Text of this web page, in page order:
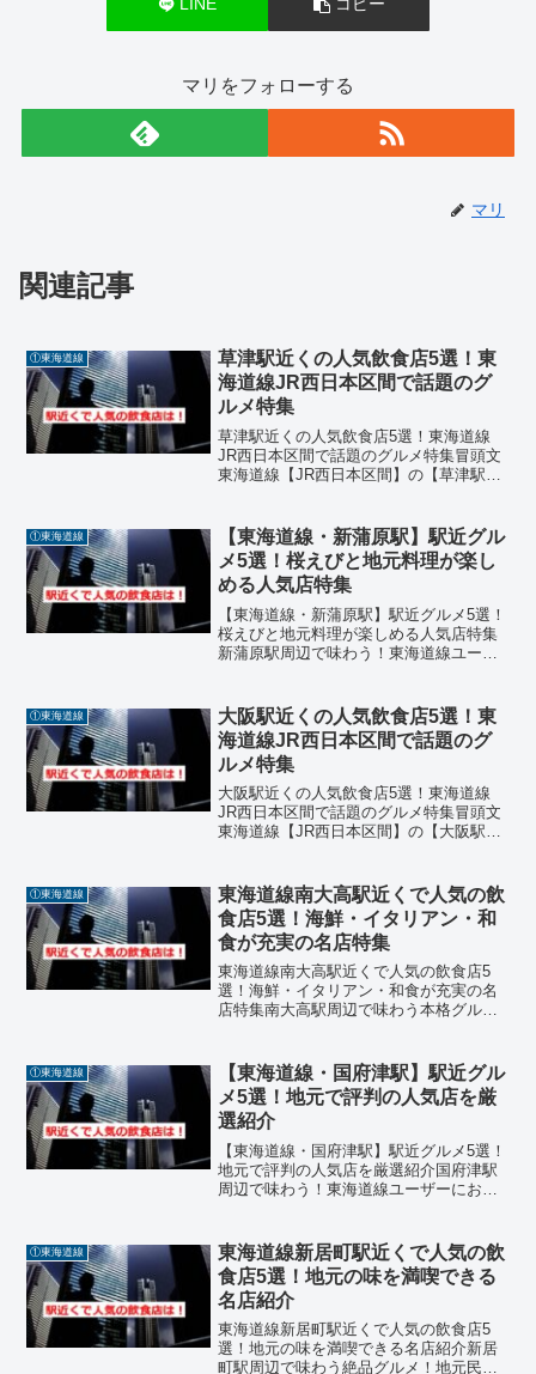
LINE コピー
マリをフォローする
マリ
関連記事
①東海道線
草津駅近くの人気飲食店5選！東
海道線JR西日本区間で話題のグ
ルメ特集
草津駅近くの人気飲食店5選！東海道線
JR西日本区間で話題のグルメ特集冒頭文
東海道線【JR西日本区間】の【草津駅】
内でアクセスも良く、和食、居酒屋、串
揚げ、フレンチ、中華...
①東海道線
【東海道線・新蒲原駅】駅近グル
メ5選！桜えびと地元料理が楽し
める人気店特集
【東海道線・新蒲原駅】駅近グルメ5選！
桜えびと地元料理が楽しめる人気店特集
新蒲原駅周辺で味わう！東海道線ユーザ
の幸と地元食材が豊富なエリアです。駅
周辺には、桜えびやしら...
①東海道線
大阪駅近くの人気飲食店5選！東
海道線JR西日本区間で話題のグ
ルメ特集
大阪駅近くの人気飲食店5選！東海道線
JR西日本区間で話題のグルメ特集冒頭文
東海道線【JR西日本区間】の【大阪駅】
ています。駅直結の施設や徒歩圏内に
は、焼肉、イタリアン、...
①東海道線
東海道線南大高駅近くで人気の飲
食店5選！海鮮・イタリアン・和
食が充実の名店特集
東海道線南大高駅近くで人気の飲食店5
選！海鮮・イタリアン・和食が充実の名
店特集南大高駅周辺で味わう本格グル
ン、和食、ラーメン、カフェなど、ジャ
ンル豊富な飲食店が揃っていま...
①東海道線
【東海道線・国府津駅】駅近グル
メ5選！地元で評判の人気店を厳
選紹介
【東海道線・国府津駅】駅近グルメ5選！
地元で評判の人気店を厳選紹介国府津駅
周辺で味わう！東海道線ユーザーにおす
なエリアです。駅周辺には、地元民から
も観光客からも愛される...
①東海道線
東海道線新居町駅近くで人気の飲
食店5選！地元の味を満喫できる
名店紹介
東海道線新居町駅近くで人気の飲食店5
選！地元の味を満喫できる名店紹介新居
町駅周辺で味わう絶品グルメ！地元民も